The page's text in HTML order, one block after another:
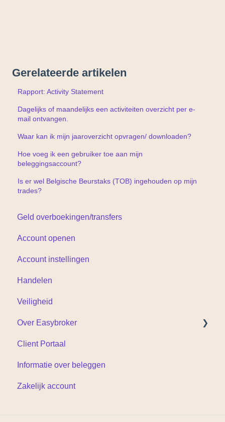
Gerelateerde artikelen
Rapport: Activity Statement
Dagelijks of maandelijks een activiteiten overzicht per e-
mail ontvangen.
Waar kan ik mijn jaaroverzicht opvragen/ downloaden?
Hoe voeg ik een gebruiker toe aan mijn
beleggingsaccount?
Is er wel Belgische Beurstaks (TOB) ingehouden op mijn
trades?
Geld overboekingen/transfers
Account openen
Account instellingen
Handelen
Veiligheid
Over Easybroker
Documenten
Client Portaal
Informatie over beleggen
Zakelijk account